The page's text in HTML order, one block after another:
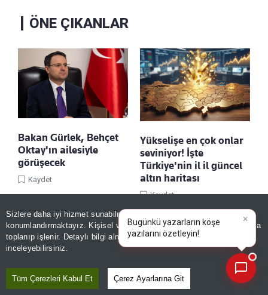
Sizlere daha iyi hizmet sunabilmek adına sitemizde
konumlandırmaktayız. Kişisel verileriniz, KVKK ve GDPR kapsamında
toplanıp işlenir. Detaylı bilgi almak içinAydınlatma Metnimizi
inceleyebilirsiniz.
Tüm Çerezleri Kabul Et Çerez Ayarlarına Git
ÖNE ÇIKANLAR
Bakan Gürlek, Behçet
Oktay'ın ailesiyle
görüşecek
Kaydet
Yükselişe en çok onlar
seviniyor! İşte
Türkiye'nin il il güncel
altın haritası
Kaydet
Bugünkü yazarlar